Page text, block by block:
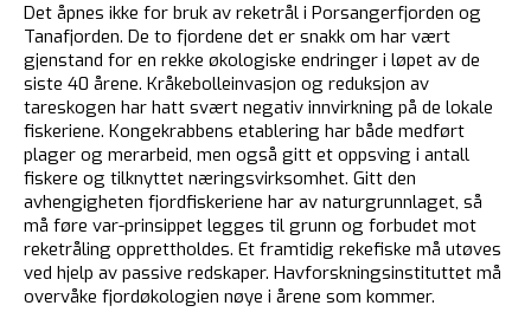
Det åpnes ikke for bruk av reketrål i Porsangerfjorden og
Tanafjorden. De to fjordene det er snakk om har vært
gjenstand for en rekke økologiske endringer i løpet av de
siste 40 årene. Kråkebolleinvasjon og reduksjon av
tareskogen har hatt svært negativ innvirkning på de lokale
fiskeriene. Kongekrabbens etablering har både medført
plager og merarbeid, men også gitt et oppsving i antall
fiskere og tilknyttet næringsvirksomhet. Gitt den
avhengigheten fjordfiskeriene har av naturgrunnlaget, så
må føre var-prinsippet legges til grunn og forbudet mot
reketråling opprettholdes. Et framtidig rekefiske må utøves
ved hjelp av passive redskaper. Havforskningsinstituttet må
overvåke fjordøkologien nøye i årene som kommer.